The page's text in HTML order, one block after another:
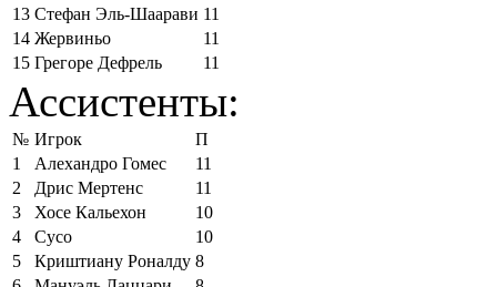
13 Стефан Эль-Шаарави 11
14 Жервиньо
11
15 Грегоре Дефрель 11
Ассистенты:
№ Игрок
П
1
Алехандро Гомес
11
2
Дрис Мертенс
11
3
Хосе Кальехон
10
4
Сусо
10
5
Криштиану Роналду 8